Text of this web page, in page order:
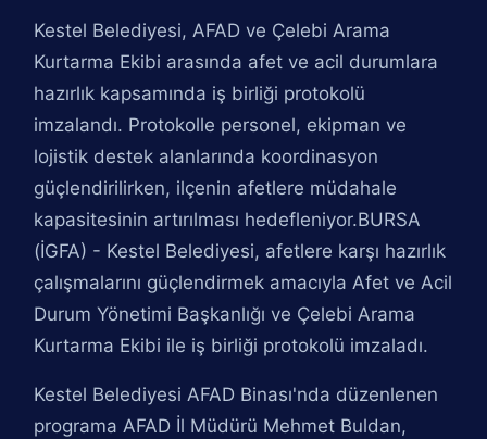
Kestel Belediyesi, AFAD ve Çelebi Arama
Kurtarma Ekibi arasında afet ve acil durumlara
hazırlık kapsamında iş birliği protokolü
imzalandı. Protokolle personel, ekipman ve
lojistik destek alanlarında koordinasyon
güçlendirilirken, ilçenin afetlere müdahale
kapasitesinin artırılması hedefleniyor.BURSA
(İGFA) - Kestel Belediyesi, afetlere karşı hazırlık
çalışmalarını güçlendirmek amacıyla Afet ve Acil
Durum Yönetimi Başkanlığı ve Çelebi Arama
Kurtarma Ekibi ile iş birliği protokolü imzaladı.
Kestel Belediyesi AFAD Binası'nda düzenlenen
programa AFAD İl Müdürü Mehmet Buldan,